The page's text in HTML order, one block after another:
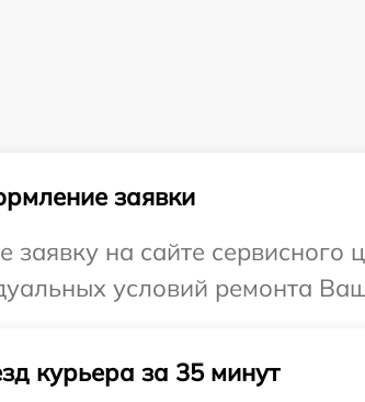
заявки
заявку на сайте
условий ремонта
курьера за 35 минут